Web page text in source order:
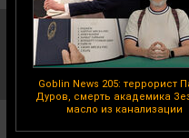
Goblin News 205: террорист
Дуров, смерть академика
масло из канализации